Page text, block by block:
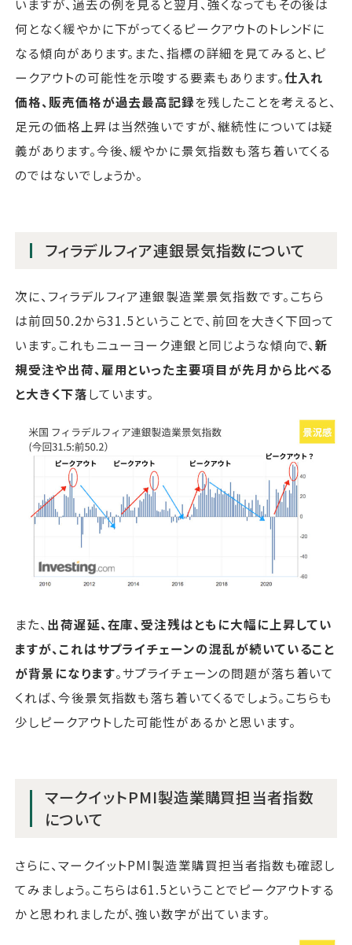
いますが、過去の例を見ると翌月、強くなってもその後は
何となく緩やかに下がってくるピークアウトのトレンドに
なる傾向があります。また、指標の詳細を見てみると、ピ
ークアウトの可能性を示唆する要素もあります。仕入れ
価格、販売価格が過去最高記録を残したことを考えると、
足元の価格上昇は当然強いですが、継続性については疑
義があります。今後、緩やかに景気指数も落ち着いてくる
のではないでしょうか。
フィラデルフィア連銀景気指数について
次に、フィラデルフィア連銀製造業景気指数です。こちら
は前回50.2から31.5ということで、前回を大きく下回って
います。これもニューヨーク連銀と同じような傾向で、新
規受注や出荷、雇用といった主要項目が先月から比べる
と大きく下落しています。
また、 出荷遅延、在庫、受注残はともに大幅に上昇してい
ますが、これはサプライチェーンの混乱が続いていること
が背景になります。サプライチェーンの問題が落ち着いて
くれば、今後景気指数も落ち着いてくるでしょう。こちらも
少しピークアウトした可能性があるかと思います。
マークイットPMI製造業購買担当者指数
について
さらに、マークイットPMI製造業購買担当者指数も確認し
てみましょう。こちらは61.5ということでピークアウトする
かと思われましたが、強い数字が出ています。